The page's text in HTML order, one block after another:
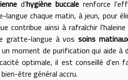
d'hygiène buccalerenforce
chaque matin, à jeun, pour
contribue ainsi à rafraîchir
gratte-langue à vos soins
moment de purification qui aide à
optimale, il est conseillé d'en
être général accru.